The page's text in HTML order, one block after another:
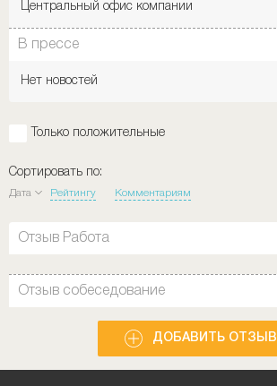
Центральный офис компании
В прессе
Нет новостей
Только положительные
Сортировать по:
Дата Рейтингу Комментариям
Отзыв Работа
Отзыв собеседование
ДОБАВИТЬ ОТЗЫВ